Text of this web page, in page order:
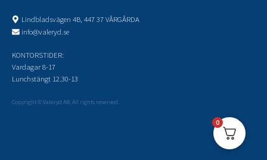
Lindbladsvägen 4B, 447 37 VÅRGÅRDA
info@valeryd.se
KONTORSTIDER:
Vardagar 8-17
Lunchstängt 12.30-13
Copyright © Valeryd AB. All rights reserved.
0